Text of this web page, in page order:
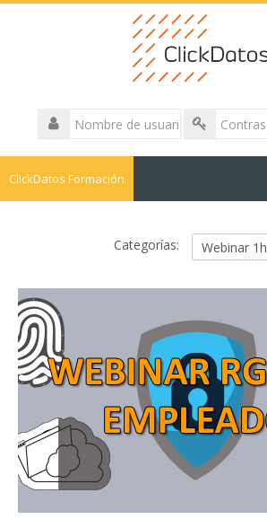
Nombre
de
usuario
ClickDatos Formación
Categorías: